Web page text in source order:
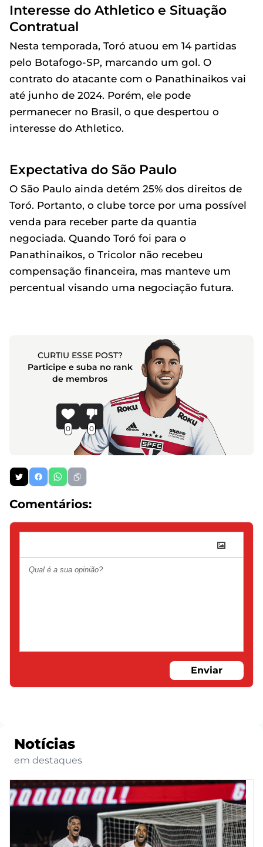
Interesse do Athletico e Situação
Contratual
Nesta temporada, Toró atuou em 14 partidas
pelo Botafogo-SP, marcando um gol. O
contrato do atacante com o Panathinaikos vai
até junho de 2024. Porém, ele pode
permanecer no Brasil, o que despertou o
interesse do Athletico.
Expectativa do São Paulo
O São Paulo ainda detém 25% dos direitos de
Toró. Portanto, o clube torce por uma possível
venda para receber parte da quantia
negociada. Quando Toró foi para o
Panathinaikos, o Tricolor não recebeu
compensação financeira, mas manteve um
percentual visando uma negociação futura.
CURTIU ESSE POST?
Participe e suba no rank
de membros
0 0
Comentários:
Enviar
Notícias
em destaques